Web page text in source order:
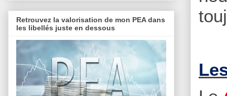
Retrouvez la valorisation de mon PEA dans
les libellés juste en dessous